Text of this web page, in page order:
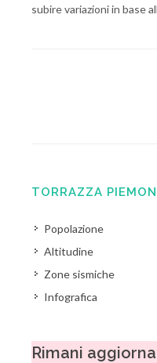
subire variazioni in base
TORRAZZA
Popolazione
Altitudine
Zone sismiche
Infografica
Rimani